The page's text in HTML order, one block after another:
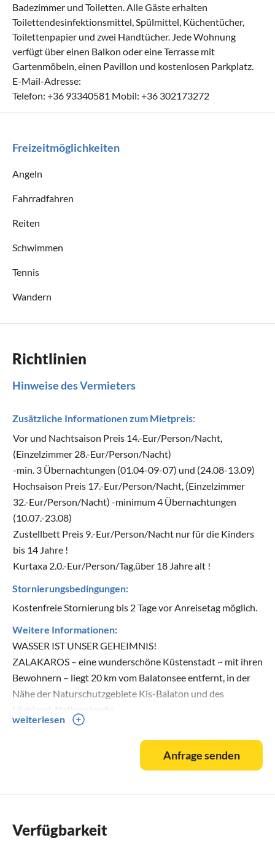
Badezimmer und Toiletten. Alle Gäste erhalten
Toilettendesinfektionsmittel, Spülmittel, Küchentücher,
Toilettenpapier und zwei Handtücher. Jede Wohnung
verfügt über einen Balkon oder eine Terrasse mit
Gartenmöbeln, einen Pavillon und kostenlosen Parkplatz.
E-Mail-Adresse:
Telefon: +36 93340581 Mobil: +36 302173272
Freizeitmöglichkeiten
Angeln
Fahrradfahren
Reiten
Schwimmen
Tennis
Wandern
Richtlinien
Hinweise des Vermieters
Zusätzliche Informationen zum Mietpreis:
Vor und Nachtsaison Preis 14.-Eur/Person/Nacht,
(Einzelzimmer 28.-Eur/Person/Nacht)
-min. 3 Übernachtungen (01.04-09-07) und (24.08-13.09)
Hochsaison Preis 17.-Eur/Person/Nacht, (Einzelzimmer
32.-Eur/Person/Nacht) -minimum 4 Übernachtungen
(10.07.-23.08)
Zustellbett Preis 9.-Eur/Person/Nacht nur für die Kinders
bis 14 Jahre !
Kurtaxa 2.0.-Eur/Person/Tag,über 18 Jahre alt !
Stornierungsbedingungen:
Kostenfreie Stornierung bis 2 Tage vor Anreisetag möglich.
Weitere Informationen:
WASSER IST UNSER GEHEIMNIS!
ZALAKAROS – eine wunderschöne Küstenstadt ~ mit ihren
Bewohnern – liegt 20 km vom Balatonsee entfernt, in der
Nähe der Naturschutzgebiete Kis-Balaton und des
Highland-Nationalparks.
Das Thermalbad wird von der Thermal- und Sportfamilie
bereitgestellt, die Thermalbecken haben Wellen- und
Die Temperatur liegt zwischen 24 und 36 °C, und es ist
weiterlesen
Anfrage senden
Verfügbarkeit